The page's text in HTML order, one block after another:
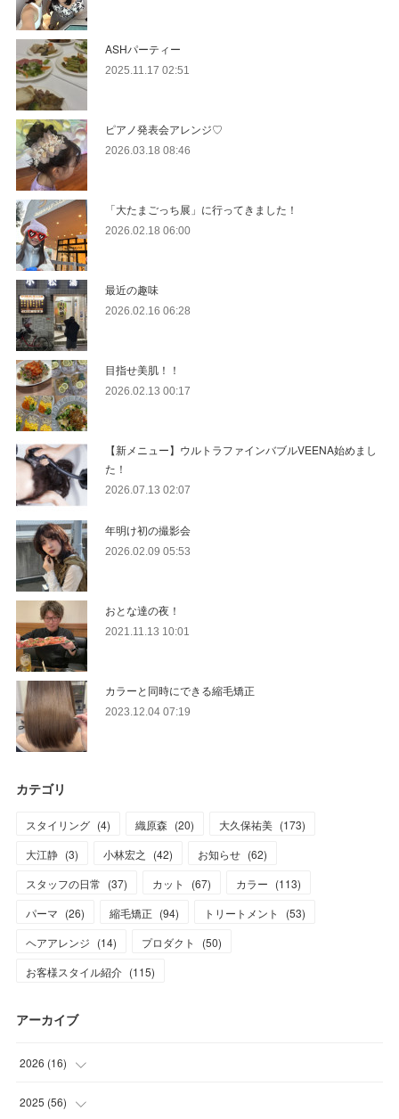
ASHパーティー
2025.11.17 02:51
ピアノ発表会アレンジ♡
2026.03.18 08:46
「大たまごっち展」に行ってきました！
2026.02.18 06:00
最近の趣味
2026.02.16 06:28
目指せ美肌！！
2026.02.13 00:17
【新メニュー】ウルトラファインバブルVEENA始めまし
た！
2026.07.13 02:07
年明け初の撮影会
2026.02.09 05:53
おとな達の夜！
2021.11.13 10:01
カラーと同時にできる縮毛矯正
2023.12.04 07:19
カテゴリ
スタイリング (4) 織原森 (20) 大久保祐美 (173)
大江静 (3) 小林宏之 (42) お知らせ (62)
スタッフの日常 (37) カット (67) カラー (113)
パーマ (26) 縮毛矯正 (94) トリートメント (53)
ヘアアレンジ (14) プロダクト (50)
お客様スタイル紹介 (115)
アーカイブ
2026 (16)
(1
2025 (56)